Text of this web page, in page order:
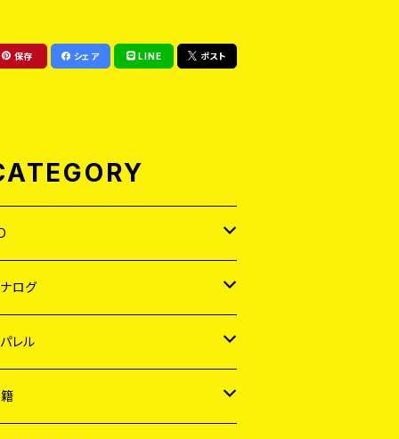
保存 シェア LINE ポスト
ログ
レル